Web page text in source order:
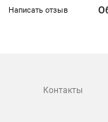
Написать отзыв
Контакты